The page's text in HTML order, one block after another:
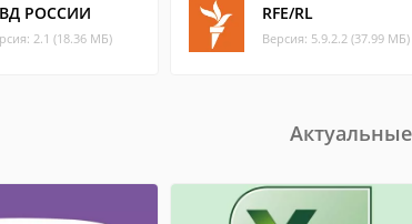
РОССИИ
2.1 (18.36 МБ)
RFE/RL
Версия: 5.9.2.2 (37.99 МБ)